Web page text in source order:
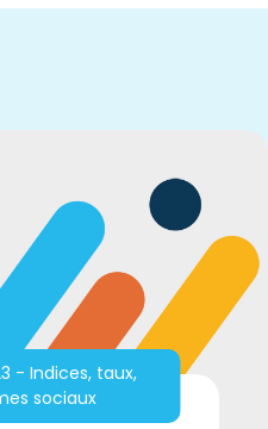
- Indices, taux,
sociaux